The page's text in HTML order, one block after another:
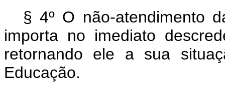
§ 4º O não-atendimento
importa no imediato
retornando ele a sua
Educação.